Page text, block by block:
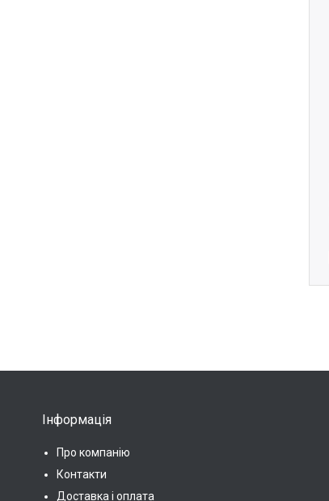
Інформація
Про компанію
Контакти
Доставка і оплата